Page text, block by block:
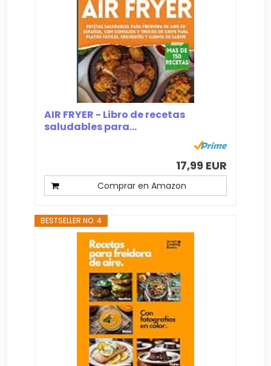
AIR FRYER - Libro de recetas
saludables para...
17,99 EUR
Comprar en Amazon
BESTSELLER NO. 4